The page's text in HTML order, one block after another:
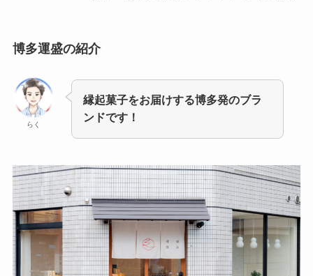
博多運盛の紹介
らく
縁起菓子をお届けする博多発のブラ
ンドです！